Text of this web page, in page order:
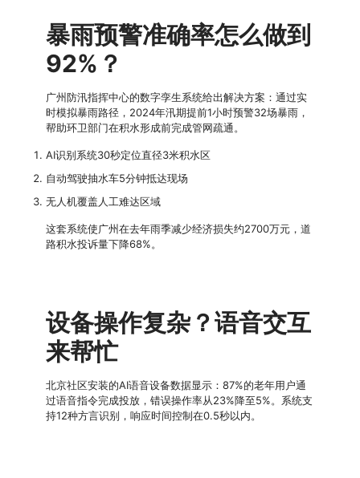
暴雨预警准确率怎么做到
92%？
广州防汛指挥中心的数字孪生系统给出解决方案：通过实
时模拟暴雨路径，2024年汛期提前1小时预警32场暴雨，
帮助环卫部门在积水形成前完成管网疏通。
AI识别系统30秒定位直径3米积水区
自动驾驶抽水车5分钟抵达现场
无人机覆盖人工难达区域
这套系统使广州在去年雨季减少经济损失约2700万元，道
路积水投诉量下降68%。
设备操作复杂？语音交互
来帮忙
北京社区安装的AI语音设备数据显示：87%的老年用户通
过语音指令完成投放，错误操作率从23%降至5%。系统支
持12种方言识别，响应时间控制在0.5秒以内。